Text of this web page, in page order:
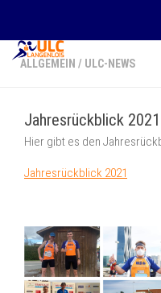
ALLGEMEIN / ULC-NEWS
Jahresrückblick 2021
Hier gibt es den
Jahresrückblick 2021